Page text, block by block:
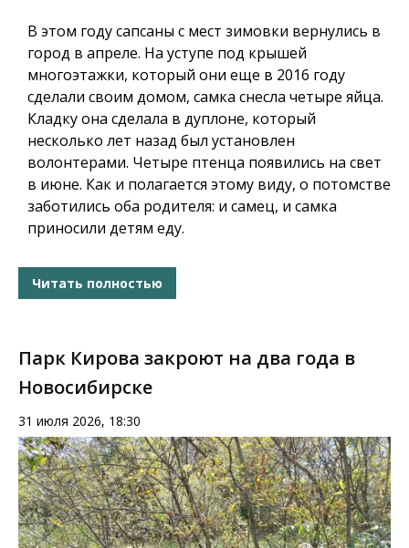
В этом году сапсаны с мест зимовки вернулись в
город в апреле. На уступе под крышей
многоэтажки, который они еще в 2016 году
сделали своим домом, самка снесла четыре яйца.
Кладку она сделала в дуплоне, который
несколько лет назад был установлен
волонтерами. Четыре птенца появились на свет
в июне. Как и полагается этому виду, о потомстве
заботились оба родителя: и самец, и самка
приносили детям еду.
Читать полностью
Парк Кирова закроют на два года в
Новосибирске
31 июля 2026, 18:30